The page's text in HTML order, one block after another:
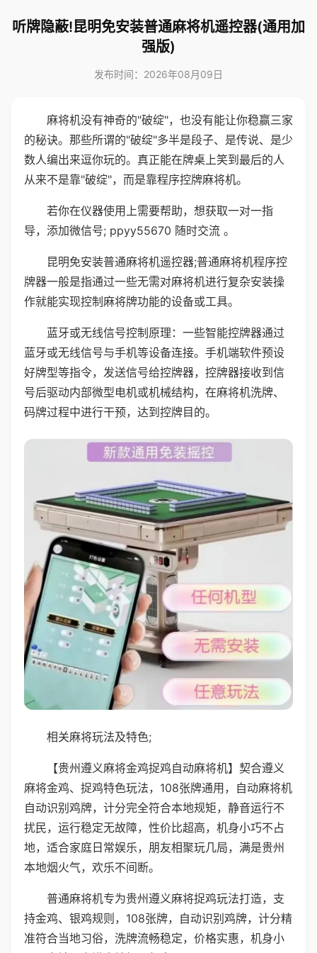
听牌隐蔽!昆明免安装普通麻将机遥控器(通用加
强版)
发布时间：2026年08月09日
麻将机没有神奇的"破绽"，也没有能让你稳赢三家
的秘诀。那些所谓的"破绽"多半是段子、是传说、是少
数人编出来逗你玩的。真正能在牌桌上笑到最后的人
从来不是靠"破绽"，而是靠程序控牌麻将机。
若你在仪器使用上需要帮助，想获取一对一指
导，添加微信号; ppyy55670 随时交流 。
昆明免安装普通麻将机遥控器;普通麻将机程序控
牌器一般是指通过一些无需对麻将机进行复杂安装操
作就能实现控制麻将牌功能的设备或工具。
蓝牙或无线信号控制原理：一些智能控牌器通过
蓝牙或无线信号与手机等设备连接。手机端软件预设
好牌型等指令，发送信号给控牌器，控牌器接收到信
号后驱动内部微型电机或机械结构，在麻将机洗牌、
码牌过程中进行干预，达到控牌目的。
相关麻将玩法及特色;
【贵州遵义麻将金鸡捉鸡自动麻将机】契合遵义
麻将金鸡、捉鸡特色玩法，108张牌通用，自动麻将机
自动识别鸡牌，计分完全符合本地规矩，静音运行不
扰民，运行稳定无故障，性价比超高，机身小巧不占
地，适合家庭日常娱乐，朋友相聚玩几局，满是贵州
本地烟火气，欢乐不间断。
普通麻将机专为贵州遵义麻将捉鸡玩法打造，支
持金鸡、银鸡规则，108张牌，自动识别鸡牌，计分精
准符合当地习俗，洗牌流畅稳定，价格实惠，机身小